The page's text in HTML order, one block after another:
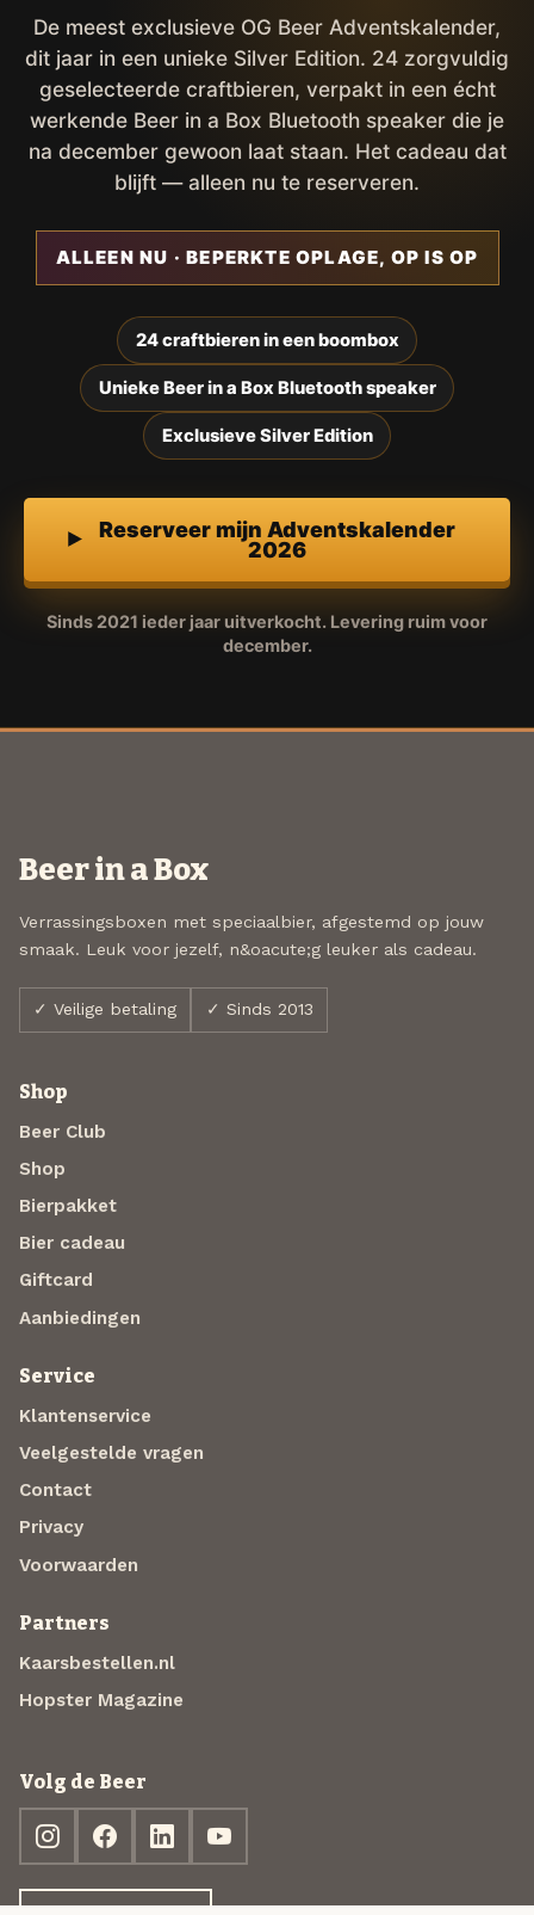
De meest exclusieve OG Beer Adventskalender,
dit jaar in een unieke Silver Edition. 24 zorgvuldig
geselecteerde craftbieren, verpakt in een écht
werkende Beer in a Box Bluetooth speaker die je
na december gewoon laat staan. Het cadeau dat
blijft — alleen nu te reserveren.
ALLEEN NU · BEPERKTE OPLAGE, OP IS OP
24 craftbieren in een boombox
Unieke Beer in a Box Bluetooth speaker
Exclusieve Silver Edition
Reserveer mijn Adventskalender
2026
Sinds 2021 ieder jaar uitverkocht. Levering ruim voor
december.
Beer in a Box
Verrassingsboxen met speciaalbier, afgestemd op jouw
smaak. Leuk voor jezelf, n&oacute;g leuker als cadeau.
✓ Veilige betaling ✓ Sinds 2013
Shop
Beer Club
Shop
Bierpakket
Bier cadeau
Giftcard
Aanbiedingen
Service
Klantenservice
Veelgestelde vragen
Contact
Privacy
Voorwaarden
Partners
Kaarsbestellen.nl
Hopster Magazine
Volg de Beer